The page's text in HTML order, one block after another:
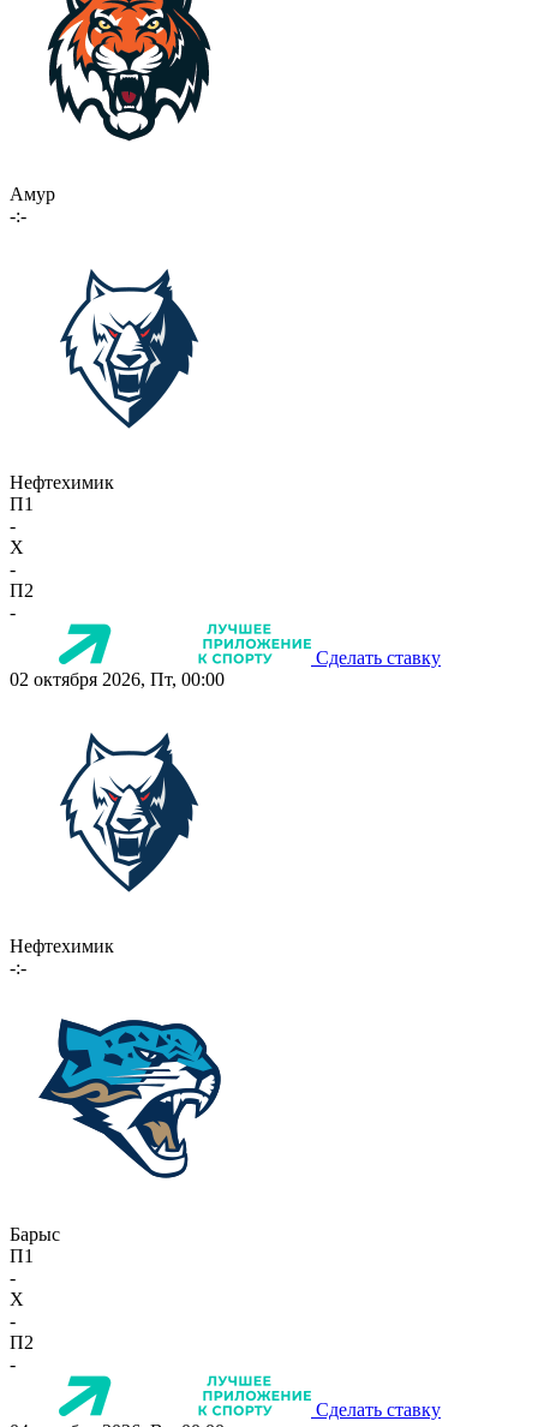
Амур
-:-
Нефтехимик
П1
-
X
-
П2
-
Сделать ставку
02 октября 2026, Пт, 00:00
Нефтехимик
-:-
Барыс
П1
-
X
-
П2
-
Сделать ставку